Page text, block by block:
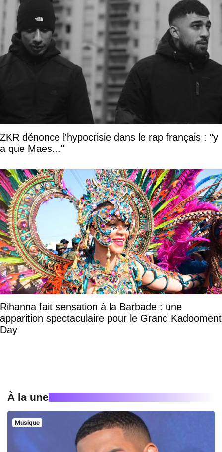
ZKR dénonce l'hypocrisie dans le rap français : "y
a que Maes..."
Rihanna fait sensation à la Barbade : une
apparition spectaculaire pour le Grand Kadooment
Day
À la une
Musique